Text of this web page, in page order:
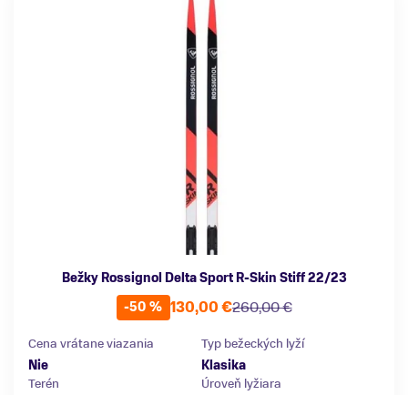
Bežky Rossignol Delta Sport R-Skin Stiff 22/23
-50 %
260,00 €
130,00 €
Cena vrátane viazania
Nie
Typ bežeckých lyží
Klasika
Terén
Úroveň lyžiara